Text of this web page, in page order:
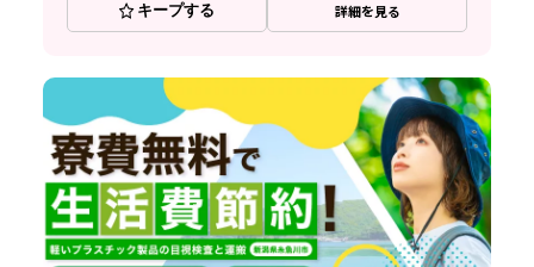
キープする 詳細を見る